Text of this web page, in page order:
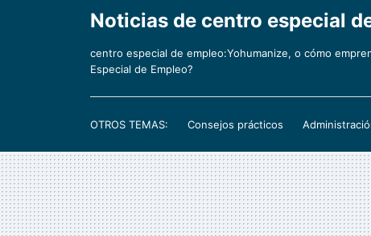
Noticias de centro especial
centro especial de empleo:Yohumanize, o cómo
Especial de Empleo?
OTROS TEMAS: Consejos prácticos